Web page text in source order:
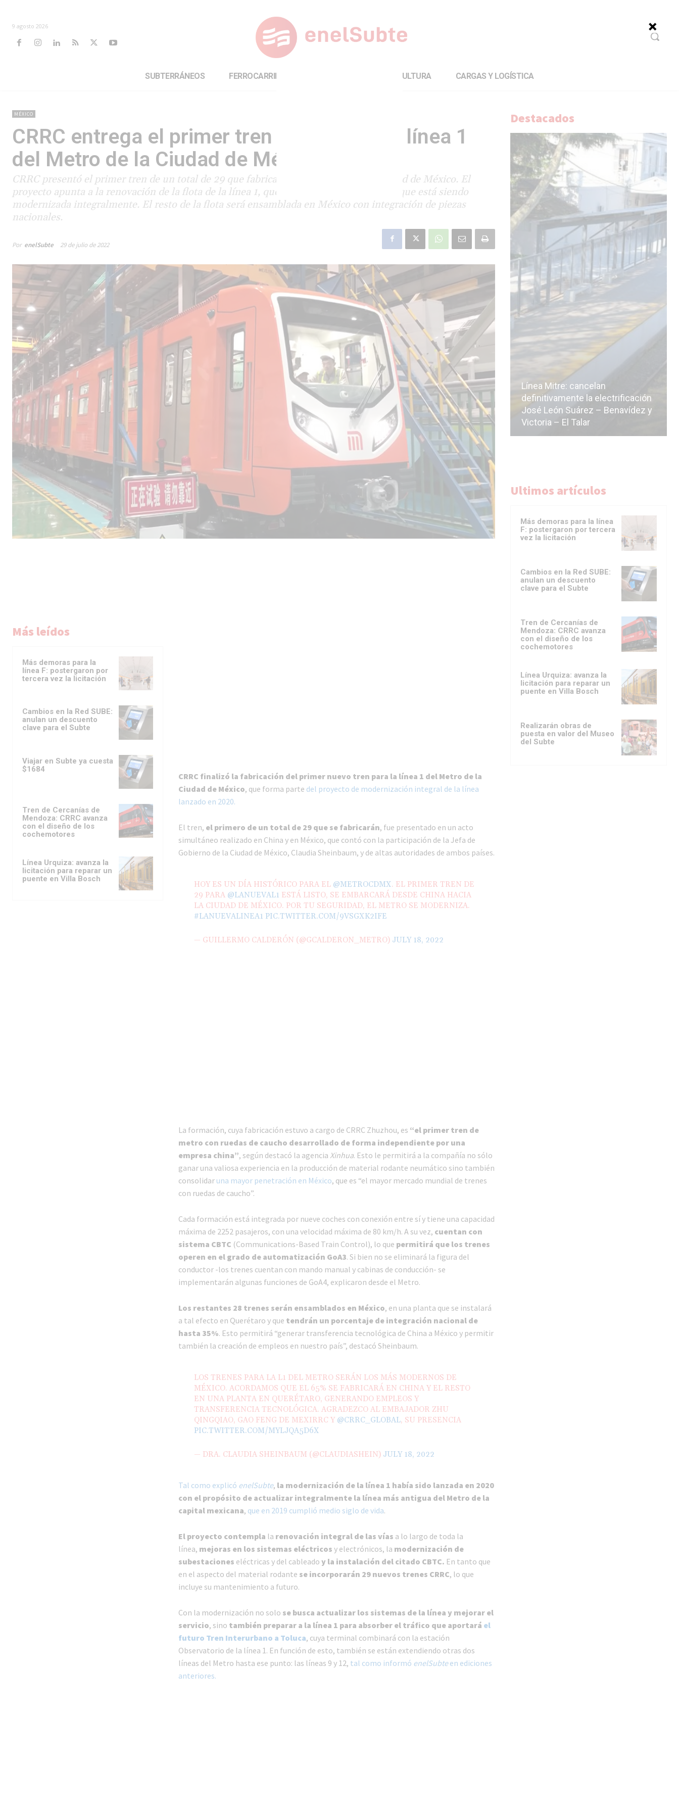
9 agosto 2026
SUBTERRÁNEOS FERROCARRILES CULTURA CARGAS Y LOGÍSTICA
MÉXICO
CRRC entrega el primer tren nuevo para la línea 1
del Metro de la Ciudad de México
CRRC presentó el primer tren de un total de 29 que fabricará para el Metro de la Ciudad de México. El
proyecto apunta a la renovación de la flota de la línea 1, que ya cumplió medio siglo, y que está siendo
modernizada integralmente. El resto de la flota será ensamblada en México con integración de piezas
nacionales.
Por enelSubte 29 de julio de 2022
Más leídos
Más demoras para la
línea F: postergaron por
tercera vez la licitación
Cambios en la Red SUBE:
anulan un descuento
clave para el Subte
Viajar en Subte ya cuesta
$1684
Tren de Cercanías de
Mendoza: CRRC avanza
con el diseño de los
cochemotores
Línea Urquiza: avanza la
licitación para reparar un
puente en Villa Bosch
CRRC finalizó la fabricación del primer nuevo tren para la línea 1 del Metro de la
Ciudad de México, que forma parte del proyecto de modernización integral de la línea
lanzado en 2020.
El tren, el primero de un total de 29 que se fabricarán, fue presentado en un acto
simultáneo realizado en China y en México, que contó con la participación de la Jefa de
Gobierno de la Ciudad de México, Claudia Sheinbaum, y de altas autoridades de ambos países.
HOY ES UN DÍA HISTÓRICO PARA EL @METROCDMX. EL PRIMER TREN DE
29 PARA @LANUEVAL1 ESTÁ LISTO, SE EMBARCARÁ DESDE CHINA HACIA
LA CIUDAD DE MÉXICO. POR TU SEGURIDAD, EL METRO SE MODERNIZA.
#LANUEVALINEA1 PIC.TWITTER.COM/9VSGXK2IFE
— GUILLERMO CALDERÓN (@GCALDERON_METRO) JULY 18, 2022
La formación, cuya fabricación estuvo a cargo de CRRC Zhuzhou, es “el primer tren de
metro con ruedas de caucho desarrollado de forma independiente por una
empresa china”, según destacó la agencia Xinhua. Esto le permitirá a la compañía no sólo
ganar una valiosa experiencia en la producción de material rodante neumático sino también
consolidar una mayor penetración en México, que es “el mayor mercado mundial de trenes
con ruedas de caucho”.
Cada formación está integrada por nueve coches con conexión entre sí y tiene una capacidad
máxima de 2252 pasajeros, con una velocidad máxima de 80 km/h. A su vez, cuentan con
sistema CBTC (Communications-Based Train Control), lo que permitirá que los trenes
operen en el grado de automatización GoA3. Si bien no se eliminará la figura del
conductor -los trenes cuentan con mando manual y cabinas de conducción- se
implementarán algunas funciones de GoA4, explicaron desde el Metro.
Los restantes 28 trenes serán ensamblados en México, en una planta que se instalará
a tal efecto en Querétaro y que tendrán un porcentaje de integración nacional de
hasta 35%. Esto permitirá “generar transferencia tecnológica de China a México y permitir
también la creación de empleos en nuestro país”, destacó Sheinbaum.
LOS TRENES PARA LA L1 DEL METRO SERÁN LOS MÁS MODERNOS DE
MÉXICO. ACORDAMOS QUE EL 65% SE FABRICARÁ EN CHINA Y EL RESTO
EN UNA PLANTA EN QUERÉTARO, GENERANDO EMPLEOS Y
TRANSFERENCIA TECNOLÓGICA. AGRADEZCO AL EMBAJADOR ZHU
QINGQIAO, GAO FENG DE MEXIRRC Y @CRRC_GLOBAL, SU PRESENCIA
PIC.TWITTER.COM/MYLJQA5D6X
— DRA. CLAUDIA SHEINBAUM (@CLAUDIASHEIN) JULY 18, 2022
Tal como explicó enelSubte, la modernización de la línea 1 había sido lanzada en 2020
con el propósito de actualizar integralmente la línea más antigua del Metro de la
capital mexicana, que en 2019 cumplió medio siglo de vida.
El proyecto contempla la renovación integral de las vías a lo largo de toda la
línea, mejoras en los sistemas eléctricos y electrónicos, la modernización de
subestaciones eléctricas y del cableado y la instalación del citado CBTC. En tanto que
en el aspecto del material rodante se incorporarán 29 nuevos trenes CRRC, lo que
incluye su mantenimiento a futuro.
Con la modernización no solo se busca actualizar los sistemas de la línea y mejorar el
servicio, sino también preparar a la línea 1 para absorber el tráfico que aportará el
futuro Tren Interurbano a Toluca, cuya terminal combinará con la estación
Observatorio de la línea 1. En función de esto, también se están extendiendo otras dos
líneas del Metro hasta ese punto: las líneas 9 y 12, tal como informó enelSubteen ediciones
anteriores.
Destacados
Malestar en el sector privado por
los cambios sin fin al proyecto de
Línea Mitre: dieron oficialmente
de baja la construcción de la
estación Nordelta
Línea Mitre: cancelan
definitivamente la electrificación
José León Suárez – Benavídez y
Victoria – El Talar
Ultimos artículos
Más demoras para la línea
F: postergaron por tercera
vez la licitación
Cambios en la Red SUBE:
anulan un descuento
clave para el Subte
Tren de Cercanías de
Mendoza: CRRC avanza
con el diseño de los
cochemotores
Línea Urquiza: avanza la
licitación para reparar un
puente en Villa Bosch
Realizarán obras de
puesta en valor del Museo
del Subte